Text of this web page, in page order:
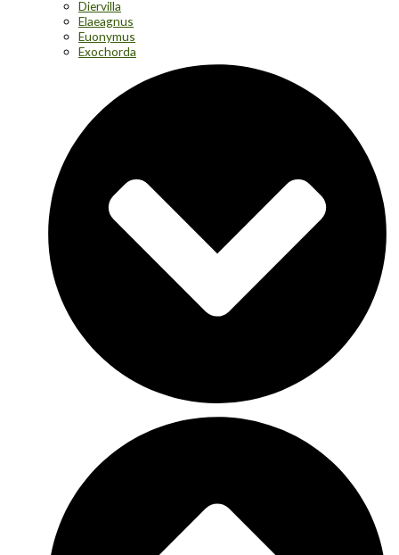
Diervilla
Elaeagnus
Euonymus
Exochorda